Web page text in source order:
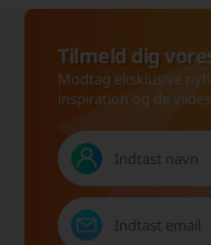
Tilmeld dig
Modtag eksklusive
inspiration og de